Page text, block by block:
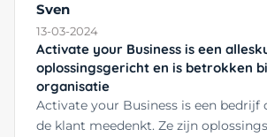
Sven
13-03-2024
Activate your Business is een
oplossingsgericht en is betrokken
organisatie
Activate your Business is een bedrijf
de klant meedenkt. Ze zijn